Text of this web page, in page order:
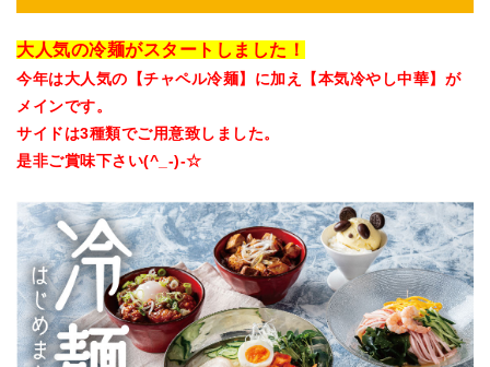
大人気の冷麺がスタートしました！
今年は大人気の【チャペル冷麺】に加え【本気冷やし中華】が
メインです。
サイドは3種類でご用意致しました。
是非ご賞味下さい(^_-)-☆